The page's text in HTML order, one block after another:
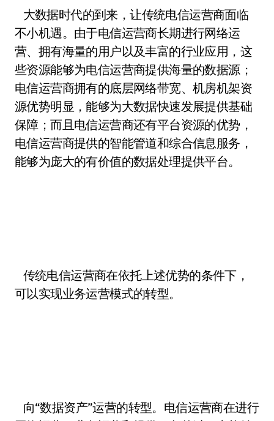
大数据时代的到来，让传统电信运营商面临
不小机遇。由于电信运营商长期进行网络运
营、拥有海量的用户以及丰富的行业应用，这
些资源能够为电信运营商提供海量的数据源；
电信运营商拥有的底层网络带宽、机房机架资
源优势明显，能够为大数据快速发展提供基础
保障；而且电信运营商还有平台资源的优势，
电信运营商提供的智能管道和综合信息服务，
能够为庞大的有价值的数据处理提供平台。
传统电信运营商在依托上述优势的条件下，
可以实现业务运营模式的转型。
向“数据资产”运营的转型。电信运营商在进行